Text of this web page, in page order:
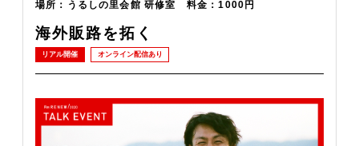
場所：うるしの里会館 研修室 料金：1000円
海外販路を拓く
リアル開催 オンライン配信あり